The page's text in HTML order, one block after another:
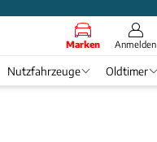
Marken Anmelden
Nutzfahrzeuge Oldtimer